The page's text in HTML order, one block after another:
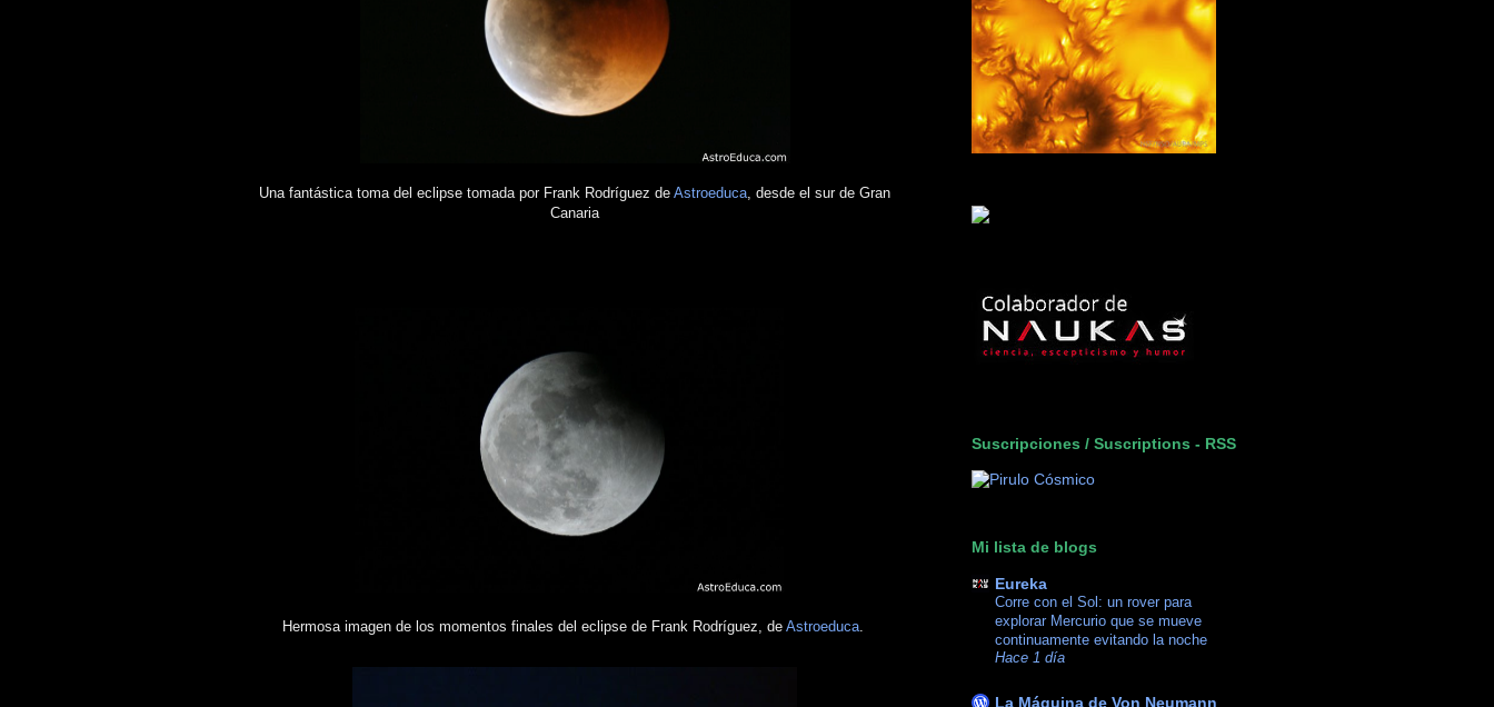
Una fantástica toma del eclipse tomada por Frank Rodríguez de Astroeduca, desde el sur de Gran
Canaria
Hermosa imagen de los momentos finales del eclipse de Frank Rodríguez, de Astroeduca.
Suscripciones / Suscriptions - RSS
Mi lista de blogs
Eureka
Corre con el Sol: un rover para
explorar Mercurio que se mueve
continuamente evitando la noche
Hace 1 día
La Máquina de Von Neumann